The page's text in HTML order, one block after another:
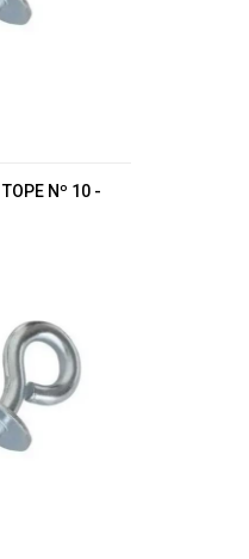
Nº 10 -